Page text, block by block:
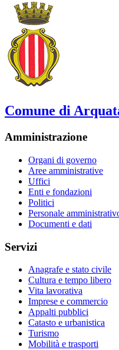
Comune di
Amministrazione
Organi di governo
Aree amministrative
Uffici
Enti e fondazioni
Politici
Personale
Documenti e dati
Servizi
Anagrafe e stato civile
Cultura e tempo libero
Vita lavorativa
Imprese e commercio
Appalti pubblici
Catasto e urbanistica
Turismo
Mobilità e trasporti